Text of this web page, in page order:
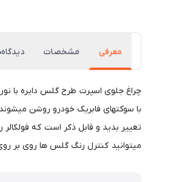
معرفی مشخصات
با سوکتهای فابریک خودرو روشن
میتوانید کنترل رنگ گلس ها روی بر